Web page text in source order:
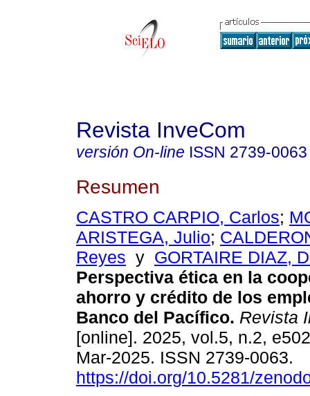
Revista InveCom
versión On-line ISSN 2739-0063
Resumen
CASTRO CARPIO, Carlos;
ARISTEGA, Julio;
Reyes y GORTAIRE DIAZ,
Perspectiva ética en la
ahorro y crédito de los
Banco del Pacífico. Revista
[online]. 2025, vol.5, n.2,
Mar-2025. ISSN 2739-0063.
https://doi.org/10.5281/